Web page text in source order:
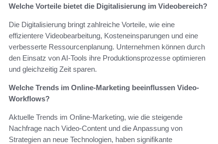
Welche Vorteile bietet die Digitalisierung im Videobereich?
Die Digitalisierung bringt zahlreiche Vorteile, wie eine
effizientere Videobearbeitung, Kosteneinsparungen und eine
verbesserte Ressourcenplanung. Unternehmen können durch
den Einsatz von AI-Tools ihre Produktionsprozesse optimieren
und gleichzeitig Zeit sparen.
Welche Trends im Online-Marketing beeinflussen Video-
Workflows?
Aktuelle Trends im Online-Marketing, wie die steigende
Nachfrage nach Video-Content und die Anpassung von
Strategien an neue Technologien, haben signifikante